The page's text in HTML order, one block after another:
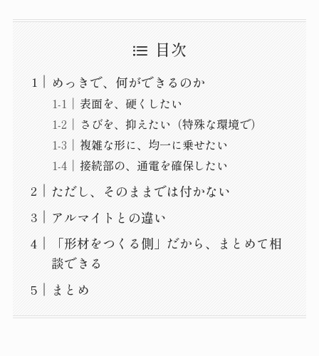
目次
めっきで、何ができるのか
表面を、硬くしたい
さびを、抑えたい（特殊な環境で）
複雑な形に、均一に乗せたい
接続部の、通電を確保したい
ただし、そのままでは付かない
アルマイトとの違い
「形材をつくる側」だから、まとめて相
談できる
まとめ